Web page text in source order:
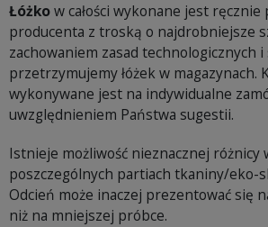
Łóżkow całości wykonane jest
producenta z troską o najdrobniejsze
zachowaniem zasad technologicznych i
przetrzymujemy łóżek w magazynach.
wykonywane jest na indywidualne
uwzględnieniem Państwa sugestii.
Istnieje możliwość nieznacznej różnicy
poszczególnych partiach tkaniny/eko-
Odcień może inaczej prezentować się
niż na mniejszej próbce.